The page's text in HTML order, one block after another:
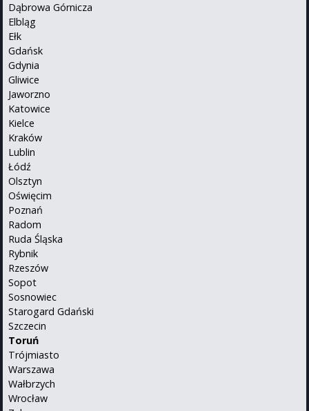
Dąbrowa Górnicza
Elbląg
Ełk
Gdańsk
Gdynia
Gliwice
Jaworzno
Katowice
Kielce
Kraków
Lublin
Łódź
Olsztyn
Oświęcim
Poznań
Radom
Ruda Śląska
Rybnik
Rzeszów
Sopot
Sosnowiec
Starogard Gdański
Szczecin
Toruń
Trójmiasto
Warszawa
Wałbrzych
Wrocław